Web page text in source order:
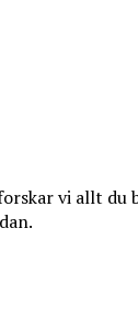
vi allt du